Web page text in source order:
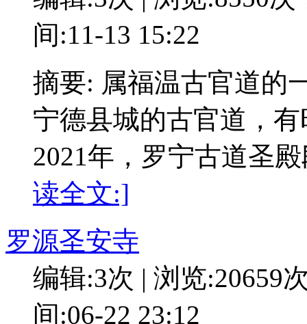
间:11-13 15:22
摘要: 属福温古官道的
宁德县城的古官道，
2021年，罗宁古道圣
读全文:]
罗源圣安寺
编辑:3次 | 浏览:20659
间:06-22 23:12